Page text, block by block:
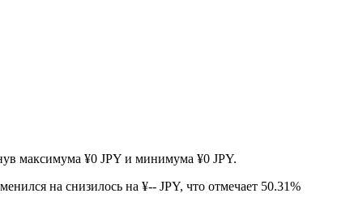
максимума ¥0 JPY и минимума ¥0 JPY.
на снизилось на ¥-- JPY, что отмечает 50.31%